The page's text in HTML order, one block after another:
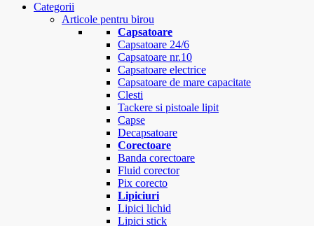
Categorii
Articole pentru birou
Capsatoare
Capsatoare 24/6
Capsatoare nr.10
Capsatoare electrice
Capsatoare de mare capacitate
Clesti
Tackere si pistoale lipit
Capse
Decapsatoare
Corectoare
Banda corectoare
Fluid corector
Pix corecto
Lipiciuri
Lipici lichid
Lipici stick